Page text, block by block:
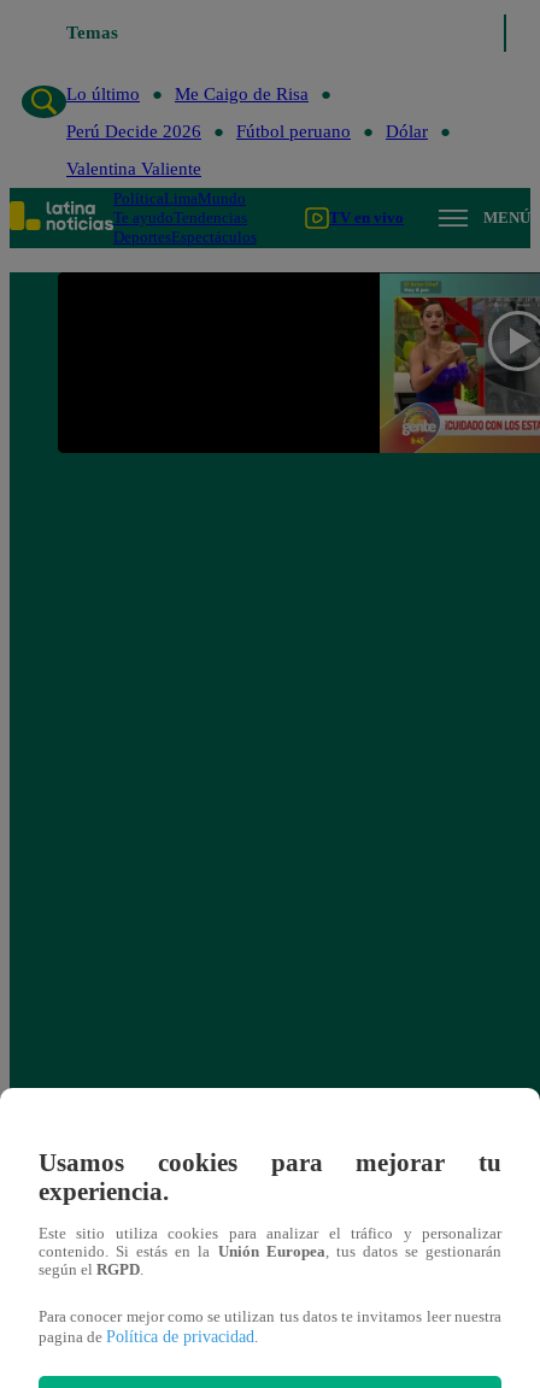
Temas
Lo último
Me Caigo de Risa
Perú Decide 2026
Fútbol peruano
Dólar
Valentina Valiente
PolíticaLimaMundo
Te ayudoTendencias
DeportesEspectáculos
TV en vivo MENÚ
Usamos cookies para mejorar tu
experiencia.
Este sitio utiliza cookies para analizar el tráfico y personalizar
contenido. Si estás en la Unión Europea , tus datos se gestionarán
según el RGPD
Para conocer mejor como se utilizan tus datos te invitamos leer nuestra
pagina de Política de privacidad